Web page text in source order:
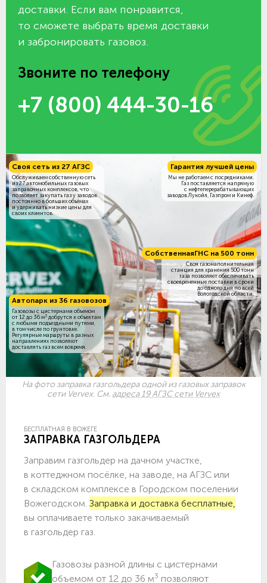
доставки. Если вам понравится,
то сможете выбрать время доставки
и забронировать газовоз.
Звоните по телефону
+7 (800) 444-30-16
СобственнаяГНС на 500 тонн
Своя газонаполнительная
станция для хранения 500 тонн
газа позволяет обеспечивать
своевременные поставки в сроки
до одного дня по всей
Вологодской области.
Своя сеть из 27 АГЗС
Обслуживаем собственную сеть
из 27 автомобильных газовых
заправочных комплексов, что
позволяет закупать газ у заводов
постоянно в больших объёмах
и удерживать низкие цены для
своих клиентов.
Гарантия лучшей цены
Мы не работаем с посредниками.
Газ поставляется напрямую
с нефтеперерабатывающих
заводов Лукойл, Газпром и Кинеф.
Автопарк из 36 газовозов
Газовозы с цистернами объемом
от 12 до 36 м3 добрутся к объектам
c любыми подъездными путями,
в том числе по грунтовке.
Регулярные маршруты в разных
направлениях позволяют
доставлять газ всем вовремя.
На фото заправка газгольдера одной из газовых заправок
сети Vervex. См. адреса 19 АГЗС сети Vervex
БЕСПЛАТНАЯ В ВОЖЕГЕ
ЗАПРАВКА ГАЗГОЛЬДЕРА
Заправим газгольдер на дачном участке,
в коттеджном посёлке, на заводе, на АГЗС или
в складском комплексе в Городском поселении
Вожегодском. Заправка и доставка бесплатные,
вы оплачиваете только закачиваемый
в газгольдер газ.
Газовозы разной длины с цистернами
объемом от 12 до 36 м3 позволяют